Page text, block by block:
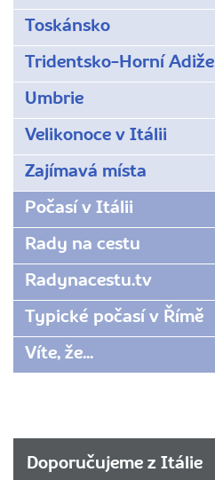
Toskánsko
Tridentsko-Horní Adiže
Umbrie
Velikonoce v Itálii
Zajímavá místa
Počasí v Itálii
Rady na cestu
Radynacestu.tv
Typické počasí v Římě
Víte, že...
Doporučujeme z Itálie